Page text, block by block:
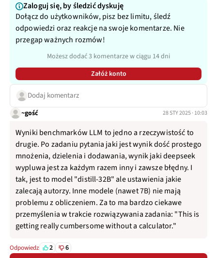
Zaloguj się, by śledzić dyskuję
Dołącz do użytkowników, pisz bez limitu, śledź
odpowiedzi oraz reakcje na swoje komentarze. Nie
przegap ważnych rozmów!
Możesz dodać 3 komentarze w ciągu 14 dni
Załóż konto
Dodaj komentarz
~gość 28 STY 2025 · 10:03
Wyniki benchmarków LLM to jedno a rzeczywistość to
drugie. Po zadaniu pytania jaki jest wynik dość prostego
mnożenia, dzielenia i dodawania, wynik jaki deepseek
wypluwa jest za każdym razem inny i zawsze błędny. I
tak, jest to model "distill-32B" ale ustawienia jakie
zalecają autorzy. Inne modele (nawet 7B) nie mają
problemu z obliczeniem. Za to ma bardzo ciekawe
przemyślenia w trakcie rozwiązywania zadania: "This is
getting really cumbersome without a calculator."
Odpowiedz 2 6